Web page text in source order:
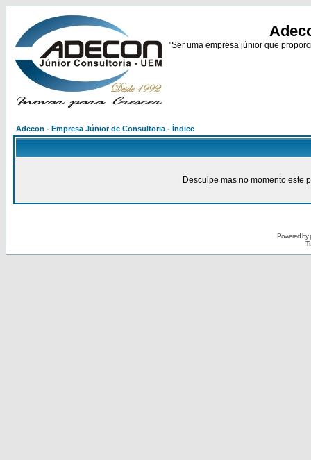
"Ser uma empresa júnior que
Adecon - Empresa Júnior de Consultoria - Índice
Desculpe mas no momento este
Powered by